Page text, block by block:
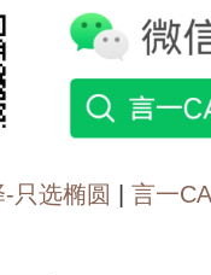
只选椭圆 言一